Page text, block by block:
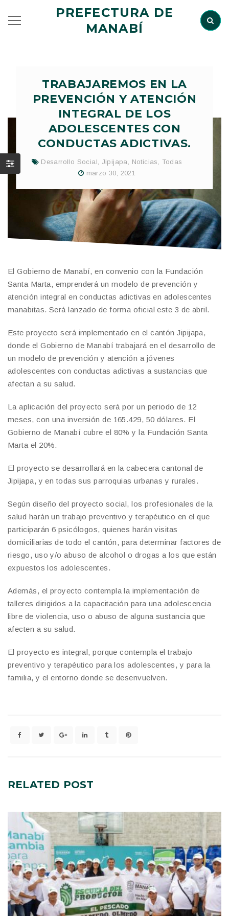
PREFECTURA DE
MANABÍ
TRABAJAREMOS EN LA
PREVENCIÓN Y ATENCIÓN
INTEGRAL DE LOS
ADOLESCENTES CON
CONDUCTAS ADICTIVAS.
Desarrollo Social Jipijapa Noticias
Todas
marzo 30, 2021
El Gobierno de Manabí, en convenio con la Fundación
Santa Marta, emprenderá un modelo de prevención y
atención integral en conductas adictivas en adolescentes
manabitas. Será lanzado de forma oficial este 3 de abril.
Este proyecto será implementado en el cantón Jipijapa,
donde el Gobierno de Manabí trabajará en el desarrollo de
un modelo de prevención y atención a jóvenes
adolescentes con conductas adictivas a sustancias que
afectan a su salud.
La aplicación del proyecto será por un periodo de 12
meses, con una inversión de 165.429, 50 dólares. El
Gobierno de Manabí cubre el 80% y la Fundación Santa
Marta el 20%.
El proyecto se desarrollará en la cabecera cantonal de
Jipijapa, y en todas sus parroquias urbanas y rurales.
Según diseño del proyecto social, los profesionales de la
salud harán un trabajo preventivo y terapéutico en el que
participarán 6 psicólogos, quienes harán visitas
domiciliarias de todo el cantón, para determinar factores de
riesgo, uso y/o abuso de alcohol o drogas a los que están
expuestos los adolescentes.
Además, el proyecto contempla la implementación de
talleres dirigidos a la capacitación para una adolescencia
libre de violencia, uso o abuso de alguna sustancia que
afecten a su salud.
El proyecto es integral, porque contempla el trabajo
preventivo y terapéutico para los adolescentes, y para la
familia, y el entorno donde se desenvuelven.
RELATED POST